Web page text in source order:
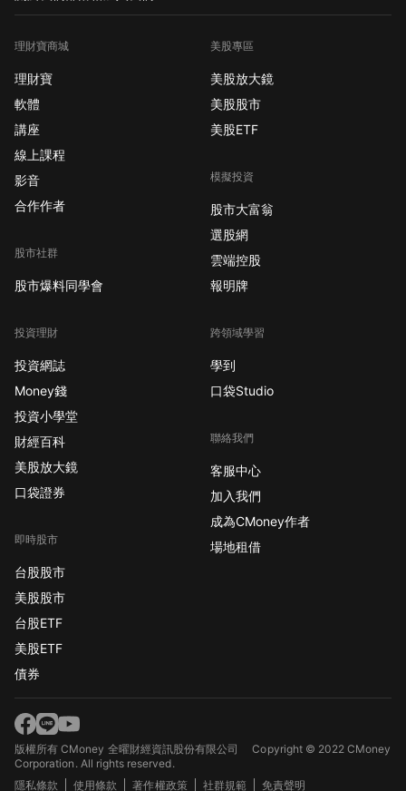
理財寶商城
理財寶
軟體
講座
線上課程
影音
合作作者
股市社群
股市爆料同學會
投資理財
投資網誌
Money錢
投資小學堂
財經百科
美股放大鏡
口袋證券
即時股市
台股股市
美股股市
台股ETF
美股ETF
債券
美股專區
美股放大鏡
美股股市
美股ETF
模擬投資
股市大富翁
選股網
雲端控股
報明牌
跨領域學習
學到
口袋Studio
聯絡我們
客服中心
加入我們
成為CMoney作者
場地租借
版權所有 CMoney 全曜財經資訊股份有限公司Copyright © 2022 CMoney
Corporation. All rights reserved.
隱私條款
使用條款 著作權政策 社群規範 免責聲明